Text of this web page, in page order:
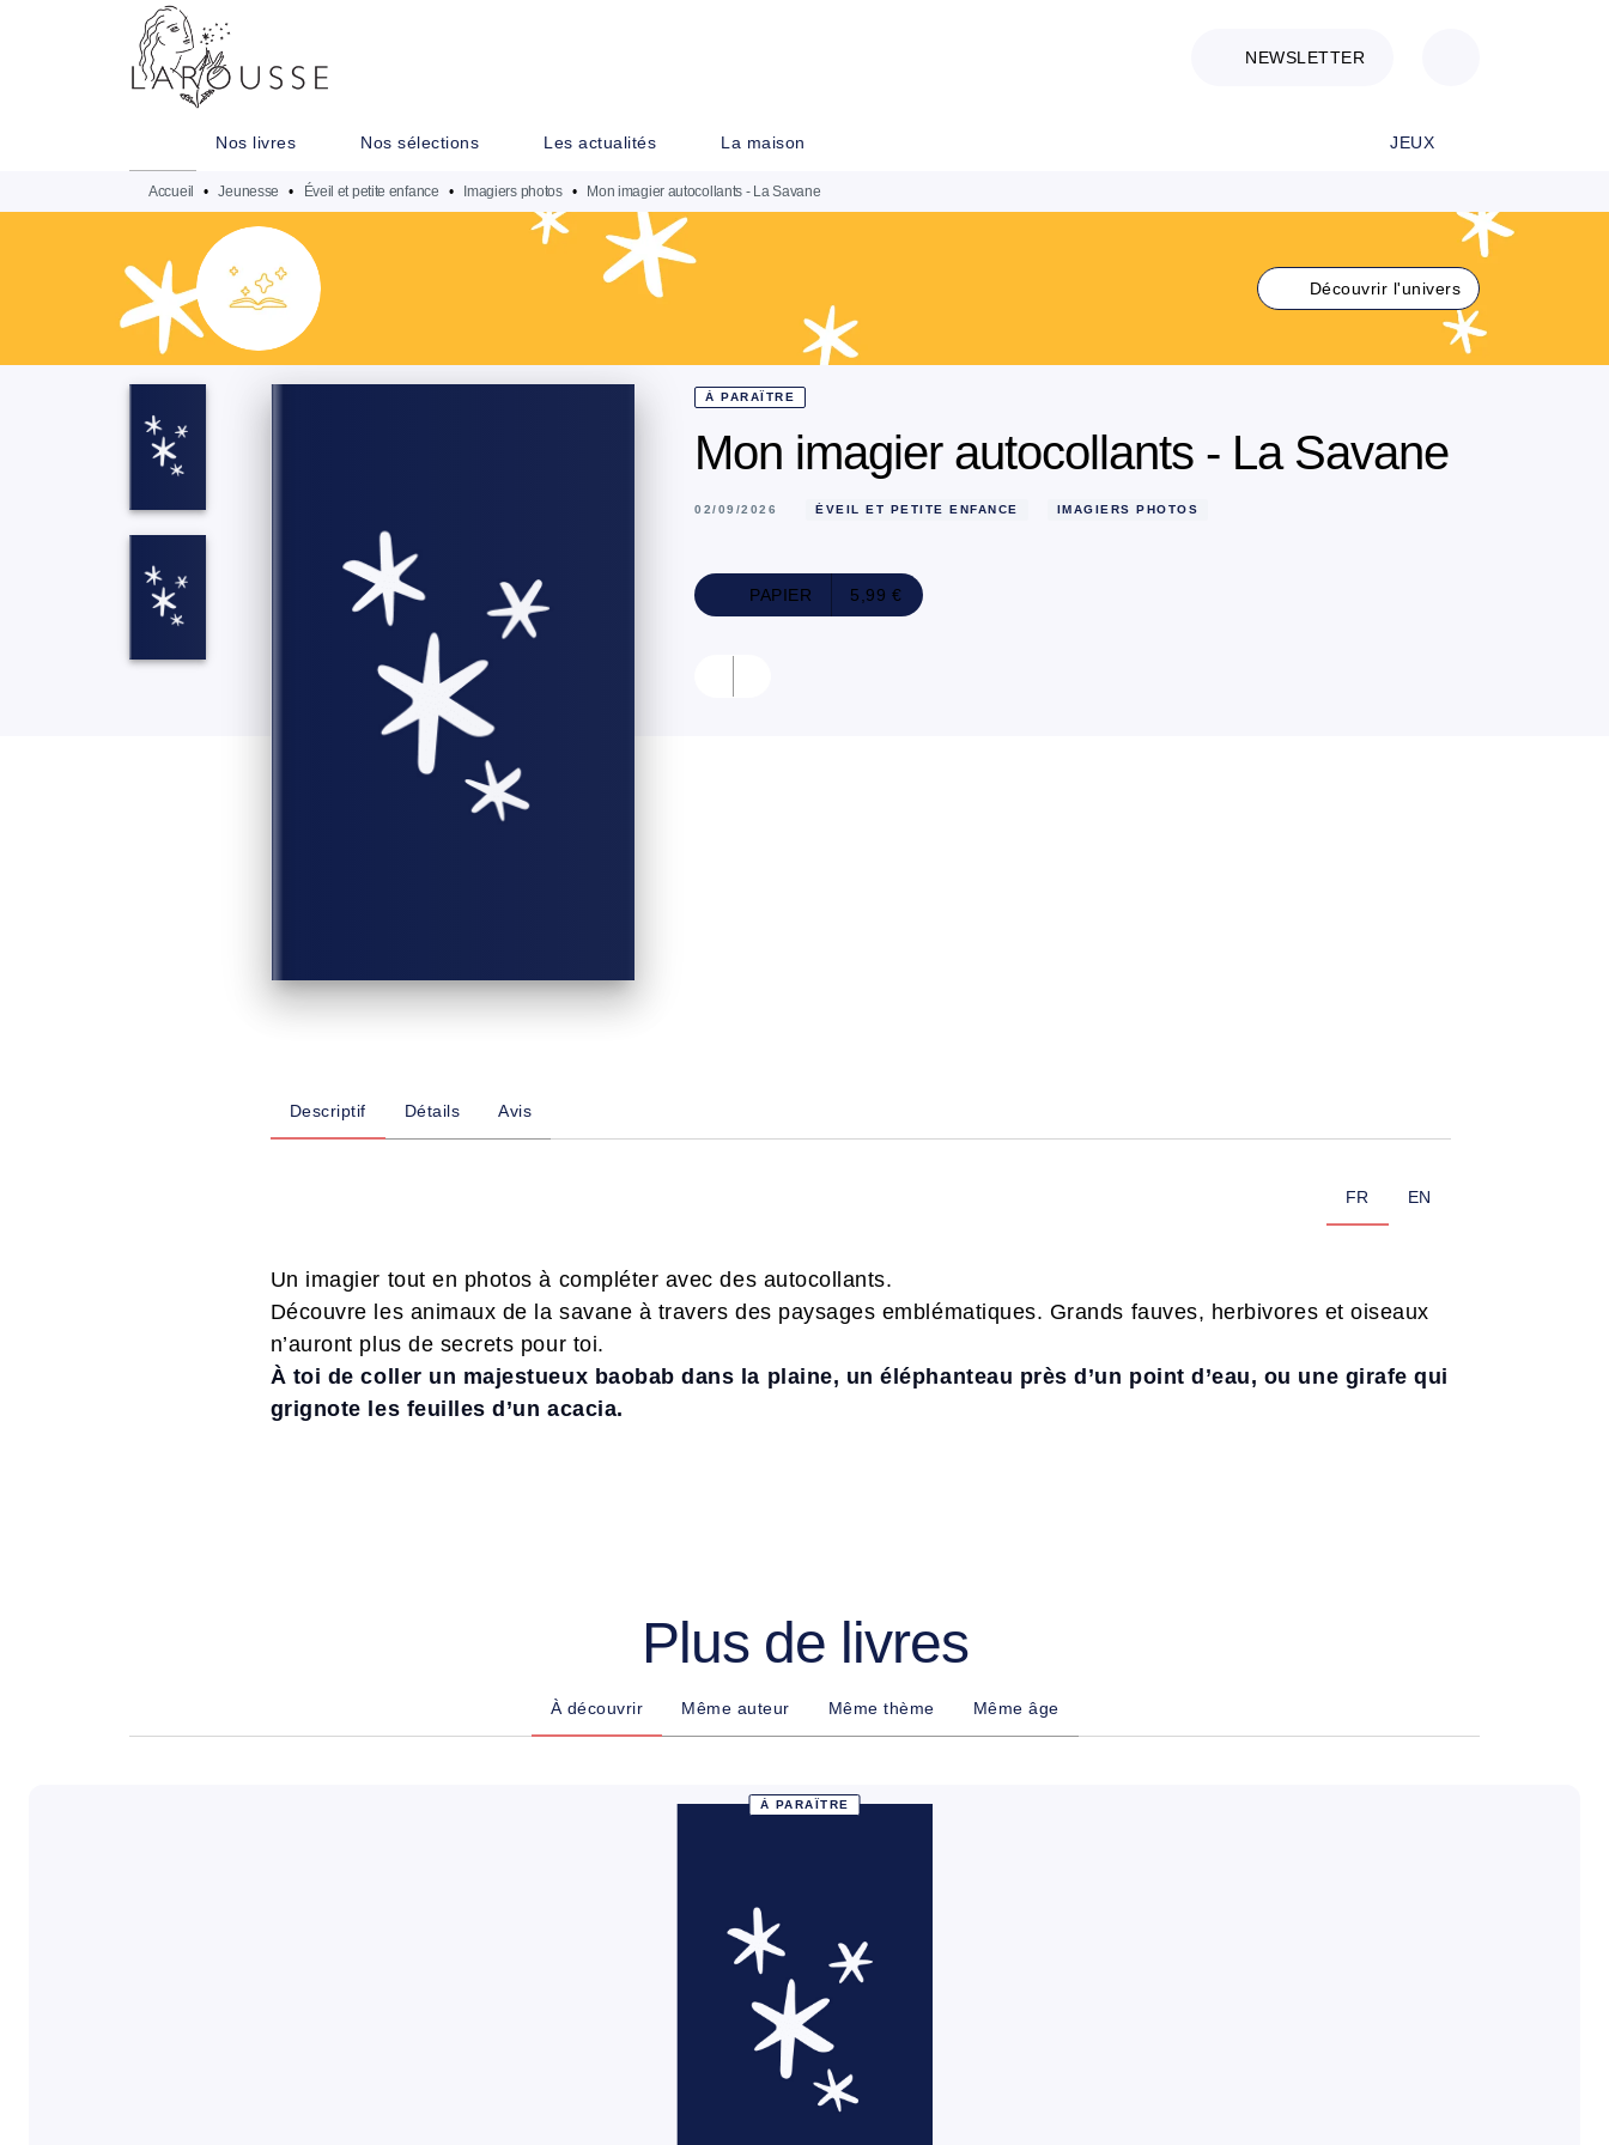
MENU
NEWSLETTER
Nos livres Nos sélections Les actualités La maison JEUX
Accueil • Jeunesse • Éveil et petite enfance • Imagiers photos • Mon imagier autocollants - La Savane
Découvrir l'univers
À PARAÎTRE
Mon imagier autocollants - La Savane
02/09/2026 ÉVEIL ET PETITE ENFANCE IMAGIERS PHOTOS
PAPIER 5,99 €
Descriptif Détails Avis
FR EN
Un imagier tout en photos à compléter avec des autocollants.
Découvre les animaux de la savane à travers des paysages emblématiques. Grands fauves, herbivores et oiseaux
n’auront plus de secrets pour toi.
À toi de coller un majestueux baobab dans la plaine, un éléphanteau près d’un point d’eau, ou une girafe qui
grignote les feuilles d’un acacia.
Plus de livres
À découvrir Même auteur Même thème Même âge
À PARAÎTRE